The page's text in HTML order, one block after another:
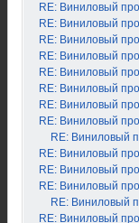
RE: Виниловый
RE: Виниловый
RE: Виниловый
RE: Виниловый
RE: Виниловый
RE: Виниловый
RE: Виниловый
RE: Виниловый
RE: Виниловый
RE: Виниловый
RE: Виниловый
RE: Виниловый
RE: Виниловый
RE: Виниловый